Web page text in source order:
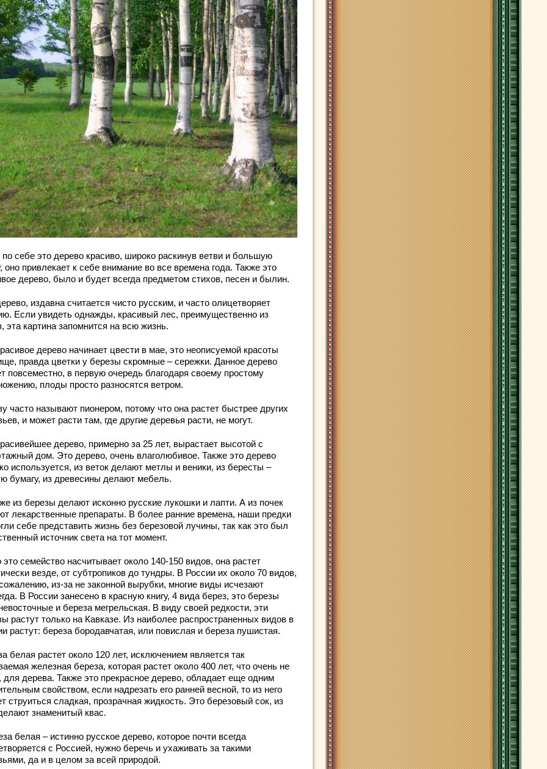
себе это дерево красиво, широко раскинув ветви и большую
оно привлекает к себе внимание во все времена года. Также это
дерево, было и будет всегда предметом стихов, песен и былин.
издавна считается чисто русским, и часто олицетворяет
Если увидеть однажды, красивый лес, преимущественно из
эта картина запомнится на всю жизнь.
дерево начинает цвести в мае, это неописуемой красоты
правда цветки у березы скромные – сережки. Данное дерево
повсеместно, в первую очередь благодаря своему простому
плоды просто разносятся ветром.
часто называют пионером, потому что она растет быстрее других
и может расти там, где другие деревья расти, не могут.
дерево, примерно за 25 лет, вырастает высотой с
дом. Это дерево, очень влаголюбивое. Также это дерево
используется, из веток делают метлы и веники, из бересты –
бумагу, из древесины делают мебель.
из березы делают исконно русские лукошки и лапти. А из почек
лекарственные препараты. В более ранние времена, наши предки
себе представить жизнь без березовой лучины, так как это был
источник света на тот момент.
это семейство насчитывает около 140-150 видов, она растет
везде, от субтропиков до тундры. В России их около 70 видов,
из-за не законной вырубки, многие виды исчезают
В России занесено в красную книгу, 4 вида берез, это березы
и береза мегрельская. В виду своей редкости, эти
растут только на Кавказе. Из наиболее распространенных видов в
растут: береза бородавчатая, или повислая и береза пушистая.
белая растет около 120 лет, исключением является так
железная береза, которая растет около 400 лет, что очень не
для дерева. Также это прекрасное дерево, обладает еще одним
свойством, если надрезать его ранней весной, то из него
струиться сладкая, прозрачная жидкость. Это березовый сок, из
знаменитый квас.
белая – истинно русское дерево, которое почти всегда
с Россией, нужно беречь и ухаживать за такими
да и в целом за всей природой.